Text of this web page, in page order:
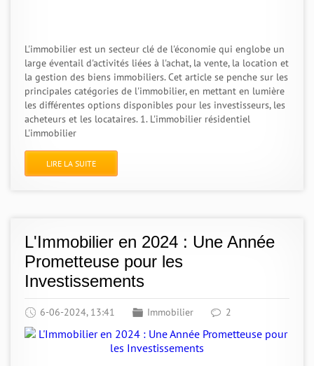
L'immobilier est un secteur clé de l'économie qui englobe un
large éventail d'activités liées à l'achat, la vente, la location et
la gestion des biens immobiliers. Cet article se penche sur les
principales catégories de l'immobilier, en mettant en lumière
les différentes options disponibles pour les investisseurs, les
acheteurs et les locataires. 1. L'immobilier résidentiel
L'immobilier
LIRE LA SUITE
L'Immobilier en 2024 : Une Année
Prometteuse pour les
Investissements
6-06-2024, 13:41 Immobilier 2